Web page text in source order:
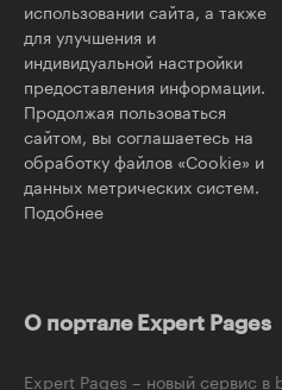
использовании сайта, а также
для улучшения и
индивидуальной настройки
предоставления информации.
Продолжая пользоваться
сайтом, вы соглашаетесь на
обработку файлов «Cookie» и
данных метрических систем.
Подобнее
О портале Expert Pages
Expert Pages – новый сервис в